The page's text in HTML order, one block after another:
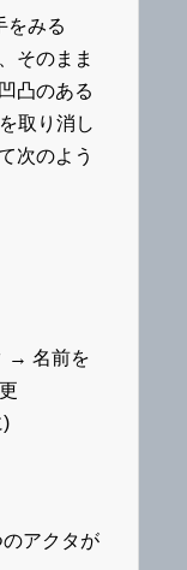
をみる
そのまま
凸のある
取り消し
次のよう
→ 名前を
)
アクタが